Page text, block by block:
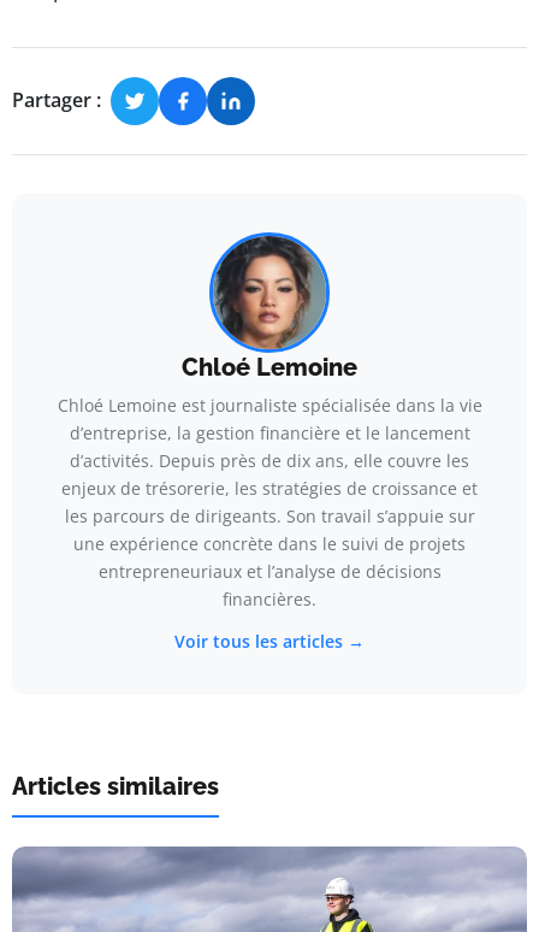
Partager :
Chloé Lemoine
Chloé Lemoine est journaliste spécialisée dans la vie
d’entreprise, la gestion financière et le lancement
d’activités. Depuis près de dix ans, elle couvre les
enjeux de trésorerie, les stratégies de croissance et
les parcours de dirigeants. Son travail s’appuie sur
une expérience concrète dans le suivi de projets
entrepreneuriaux et l’analyse de décisions
financières.
Voir tous les articles →
Articles similaires